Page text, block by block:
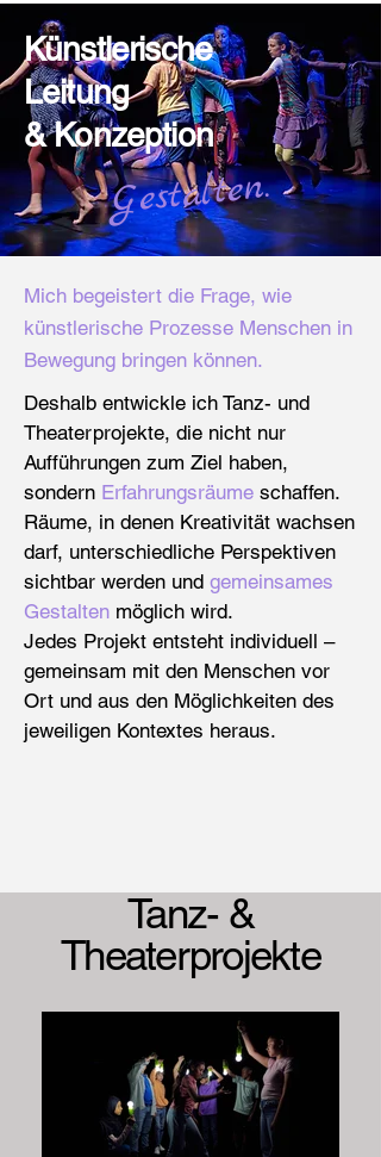
Künstlerische
Leitung
& Konzeption
Gestalten.
Mich begeistert die Frage, wie
künstlerische Prozesse Menschen in
Bewegung bringen können.
Deshalb entwickle ich Tanz- und
Theaterprojekte, die nicht nur
Aufführungen zum Ziel haben,
sondern Erfahrungsräume schaffen.
Räume, in denen Kreativität wachsen
darf, unterschiedliche Perspektiven
sichtbar werden und gemeinsames
Gestalten möglich wird.
Jedes Projekt entsteht individuell –
gemeinsam mit den Menschen vor
Ort und aus den Möglichkeiten des
jeweiligen Kontextes heraus.
Tanz- &
Theaterprojekte